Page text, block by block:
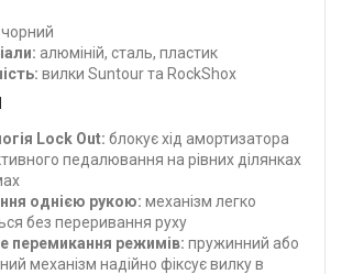
чорний
алюміній, сталь, пластик
вилки Suntour та RockShox
Lock Out: блокує хід амортизатора
педалювання на рівних ділянках
однією рукою: механізм легко
без переривання руху
перемикання режимів: пружинний або
механізм надійно фіксує вилку в